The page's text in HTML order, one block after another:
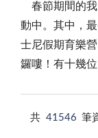
潑好動時，每
當點心吃呢！
族箱裡，把裡
滴，這些新鮮
有一些人特別
的怪問題考我
媽媽這麼的關
其實電腦不只
路的功用，可
生活上有很大
春節期間的我
動中。其中，
士尼假期育樂營」了。 育樂營一
鑼嘍！有十幾
大家都玩得不
們無不使出渾
共 41546 筆